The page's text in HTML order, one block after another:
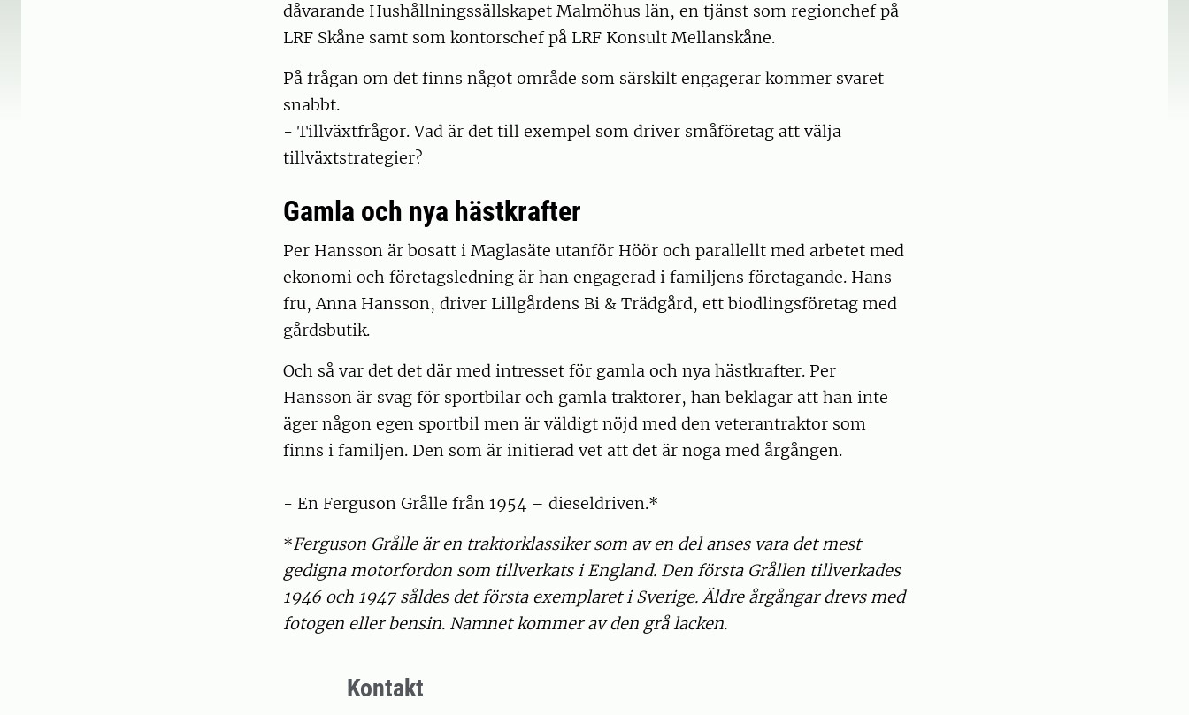
dåvarande Hushållningssällskapet Malmöhus län, en tjänst som regionchef på
LRF Skåne samt som kontorschef på LRF Konsult Mellanskåne.
På frågan om det finns något område som särskilt engagerar kommer svaret
snabbt.
- Tillväxtfrågor. Vad är det till exempel som driver småföretag att välja
tillväxtstrategier?
Gamla och nya hästkrafter
Per Hansson är bosatt i Maglasäte utanför Höör och parallellt med arbetet med
ekonomi och företagsledning är han engagerad i familjens företagande. Hans
fru, Anna Hansson, driver Lillgårdens Bi & Trädgård, ett biodlingsföretag med
gårdsbutik.
Och så var det det där med intresset för gamla och nya hästkrafter. Per
Hansson är svag för sportbilar och gamla traktorer, han beklagar att han inte
äger någon egen sportbil men är väldigt nöjd med den veterantraktor som
finns i familjen. Den som är initierad vet att det är noga med årgången.
- En Ferguson Grålle från 1954 – dieseldriven.*
*Ferguson Grålle är en traktorklassiker som av en del anses vara det mest
gedigna motorfordon som tillverkats i England. Den första Grållen tillverkades
1946 och 1947 såldes det första exemplaret i Sverige. Äldre årgångar drevs med
fotogen eller bensin. Namnet kommer av den grå lacken.
Kontakt